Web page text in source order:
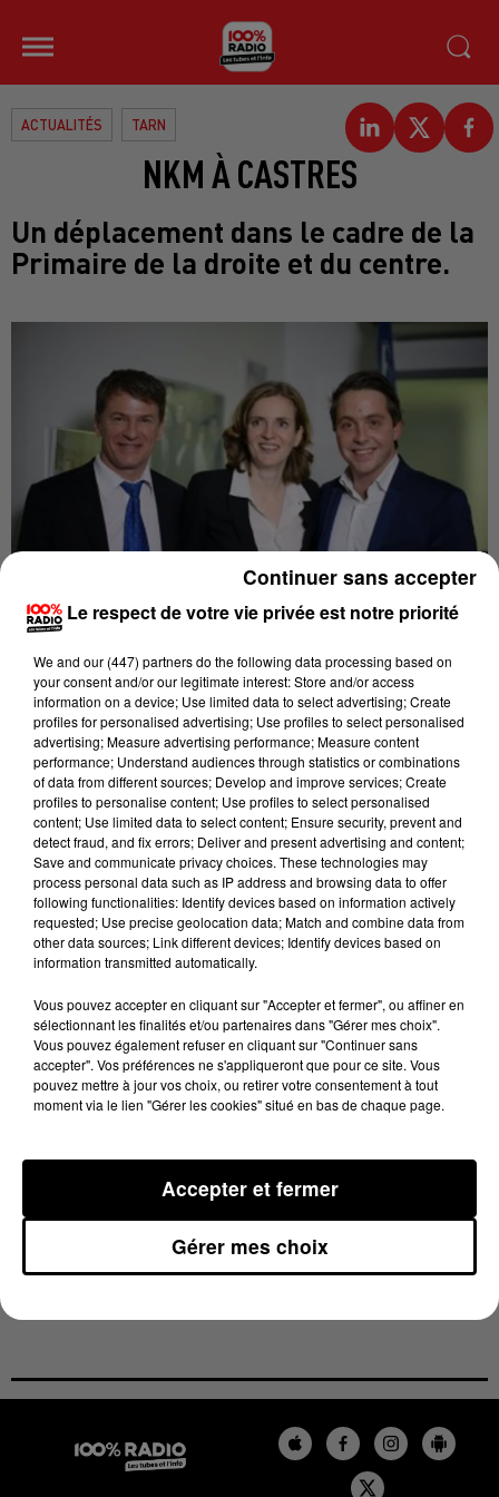
ACTUALITÉS TARN
NKM À CASTRES
Un déplacement dans le cadre de la
Primaire de la droite et du centre.
Publié : 19 novembre 2016 à 9h39 par Cyrille Masson
C'est la seule candidate à la primaire de la droite et
du centre qui aura fait le déplacement dans le Tarn.
Nathalie Kosciusko-Morizet était hier (vendredi) à
Castres, sur l'invitation du député Philippe Folliot, qui
la soutient.
Elle a visité l'entreprise EBS, zone de la chartreuse.
Nathalie Kosciusko-Morizet, au micro de Cyrille
Masson:
légende photo :
Philippe Folliot, Nathalie Kosciusko-Morizet et Edouard
Barthès, le patron d'EBS
Photo : Stéphanie Madaule
Le respect de votre vie privée est notre priorité
We and our (447) partnersdo the following data processing based on
your consent and/or our legitimate interest: Store and/or access
information on a device; Use limited data to select advertising; Create
profiles for personalised advertising; Use profiles to select personalised
advertising; Measure advertising performance; Measure content
performance; Understand audiences through statistics or combinations
of data from different sources; Develop and improve services; Create
profiles to personalise content; Use profiles to select personalised
content; Use limited data to select content; Ensure security, prevent and
detect fraud, and fix errors; Deliver and present advertising and content;
Save and communicate privacy choices. These technologies may
process personal data such as IP address and browsing data to offer
following functionalities: Identify devices based on information actively
requested; Use precise geolocation data; Match and combine data from
other data sources; Link different devices; Identify devices based on
information transmitted automatically.
Vous pouvez accepter en cliquant sur "Accepter et fermer", ou affiner en
sélectionnant les finalités et/ou partenaires dans "Gérer mes choix".
Vous pouvez également refuser en cliquant sur "Continuer sans
accepter". Vos préférences ne s'appliqueront que pour ce site. Vous
pouvez mettre à jour vos choix, ou retirer votre consentement à tout
moment via le lien "Gérer les cookies" situé en bas de chaque page.
Gérer mes choix
Accepter et fermer
Continuer sans accepter